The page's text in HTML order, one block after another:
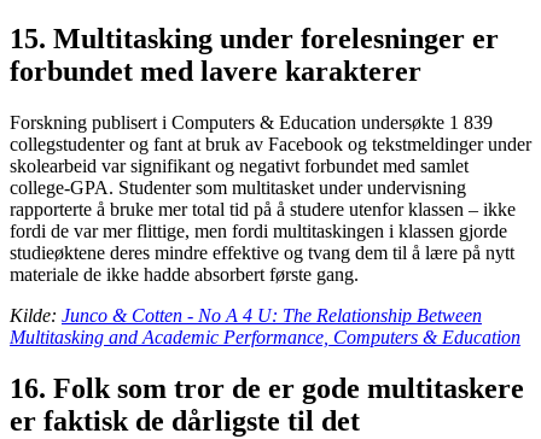
15. Multitasking under forelesninger er
forbundet med lavere karakterer
Forskning publisert i Computers & Education undersøkte 1 839
collegstudenter og fant at bruk av Facebook og tekstmeldinger under
skolearbeid var signifikant og negativt forbundet med samlet
college-GPA. Studenter som multitasket under undervisning
rapporterte å bruke mer total tid på å studere utenfor klassen – ikke
fordi de var mer flittige, men fordi multitaskingen i klassen gjorde
studieøktene deres mindre effektive og tvang dem til å lære på nytt
materiale de ikke hadde absorbert første gang.
Kilde: Junco & Cotten - No A 4 U: The Relationship Between
Multitasking and Academic Performance, Computers & Education
16. Folk som tror de er gode multitaskere
er faktisk de dårligste til det